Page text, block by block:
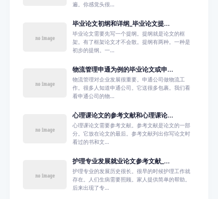
遍。你感觉头很...
毕业论文初纲和详纲_毕业论文提...
毕业论文需要先写一个提纲。提纲就是论文的框
架。有了框架论文才不会散。提纲有两种。一种是
初步的提纲。一...
物流管理申通为例的毕业论文或申...
物流管理对企业发展很重要。申通公司做物流工
作。很多人知道申通公司。它送很多包裹。我们看
看申通公司的物...
心理课论文的参考文献和心理课论...
心理课论文需要参考文献。参考文献是论文的一部
分。它放在论文的最后。参考文献列出你写论文时
看过的书和文...
护理专业发展就业论文参考文献_...
护理专业的发展历史很长。很早的时候护理工作就
存在。人们生病需要照顾。家人提供简单的帮助。
后来出现了专...